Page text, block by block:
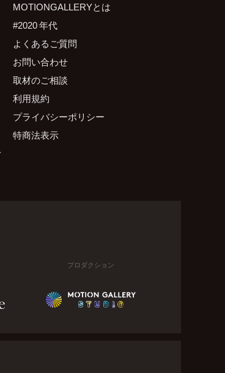
MOTIONGALLERYとは
#2020 年代
よくあるご質問
お問い合わせ
取材のご相談
利用規約
プライバシーポリシー
特商法表示
プロダクション